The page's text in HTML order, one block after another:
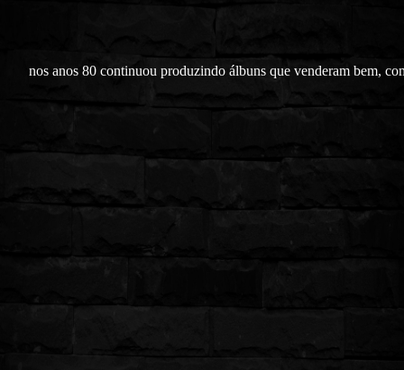
nos anos 80 continuou produzindo álbuns que venderam bem,